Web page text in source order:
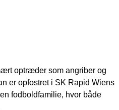
optræder som angriber og
er opfostret i SK Rapid Wiens
fodboldfamilie, hvor både